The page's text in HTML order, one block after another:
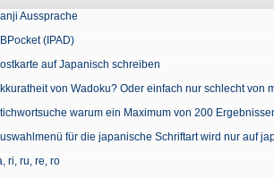
Aussprache
(IPAD)
auf Japanisch schreiben
von Wadoku? Oder einfach nur schlecht von
warum ein Maximum von 200
für die japanische Schriftart wird nur auf
ri, ru, re, ro